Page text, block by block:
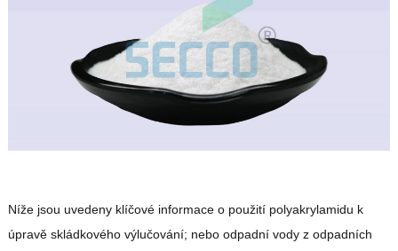
Níže jsou uvedeny klíčové informace o použití polyakrylamidu k
úpravě skládkového výlučování; nebo odpadní vody z odpadních